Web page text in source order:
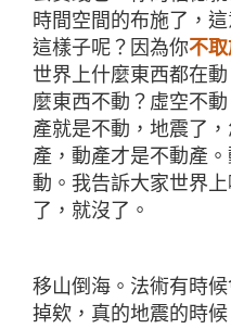
時間空間的布施了，
這樣子呢？因為你不取
世界上什麼東西都在
麼東西不動？虛空不
產就是不動，地震了
產，動產才是不動產
動。我告訴大家世界
了，就沒了。
移山倒海。法術有時
掉欸，真的地震的時